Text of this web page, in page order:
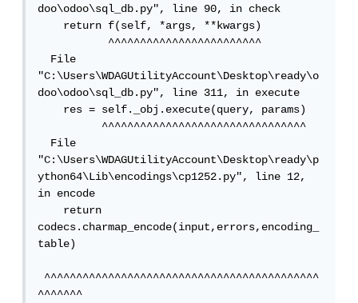
doo\odoo\sql_db.py", line 90, in check
return f(self, *args, **kwargs)
^^^^^^^^^^^^^^^^^^^^^^^^
File
"C:\Users\WDAGUtilityAccount\Desktop\ready\o
doo\odoo\sql_db.py", line 311, in execute
res = self._obj.execute(query, params)
^^^^^^^^^^^^^^^^^^^^^^^^^^^^^^^^
File
"C:\Users\WDAGUtilityAccount\Desktop\ready\p
ython64\Lib\encodings\cp1252.py", line 12,
in encode
return
codecs.charmap_encode(input,errors,encoding_
table)
^^^^^^^^^^^^^^^^^^^^^^^^^^^^^^^^^^^^^^^^^^^
^^^^^^^